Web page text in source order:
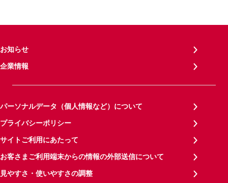
お知らせ
企業情報
パーソナルデータ（個人情報など）について
プライバシーポリシー
サイトご利用にあたって
お客さまご利用端末からの情報の外部送信について
見やすさ・使いやすさの調整